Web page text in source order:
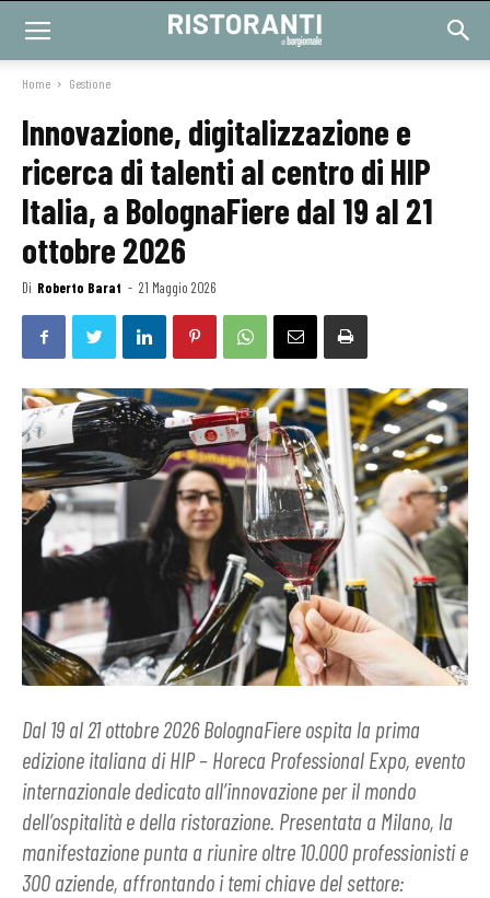
Home Gestione
Innovazione, digitalizzazione e
ricerca di talenti al centro di HIP
Italia, a BolognaFiere dal 19 al 21
ottobre 2026
Di Roberto Barat - 21 Maggio 2026
Dal 19 al 21 ottobre 2026 BolognaFiere ospita la prima
edizione italiana di HIP – Horeca Professional Expo, evento
internazionale dedicato all’innovazione per il mondo
dell’ospitalità e della ristorazione. Presentata a Milano, la
manifestazione punta a riunire oltre 10.000 professionisti e
300 aziende, affrontando i temi chiave del settore: